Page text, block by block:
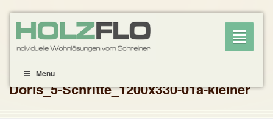
Toggle
Menu
Doris_5-Schritte_1200x330-01a-kleiner